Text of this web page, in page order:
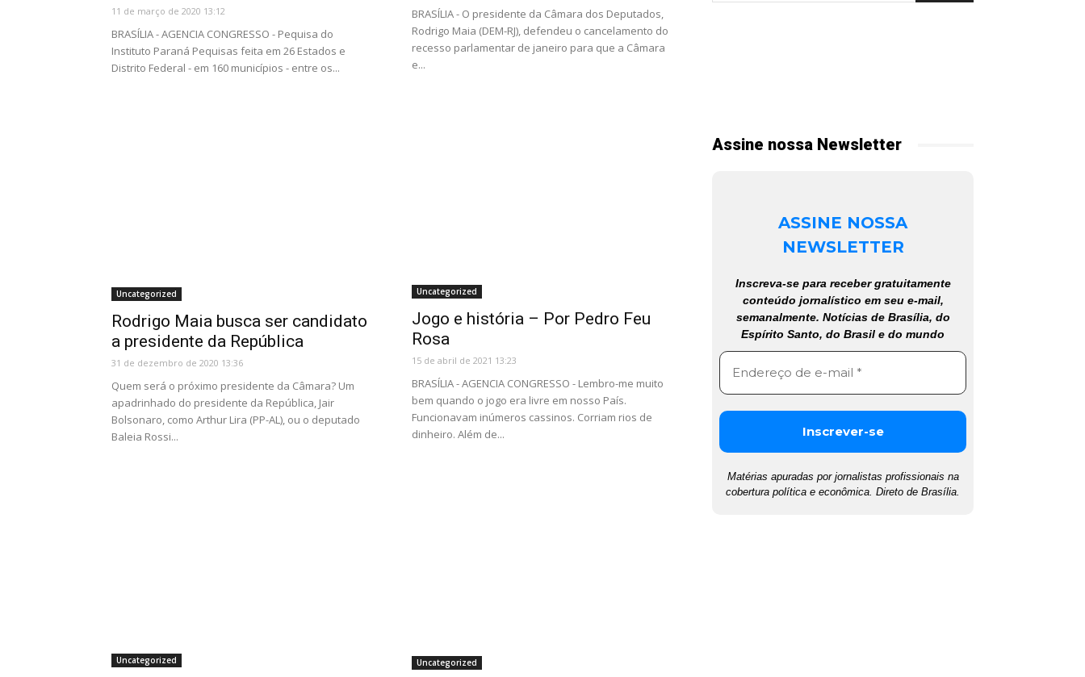
11 de março de 2020 13:12
BRASÍLIA - AGENCIA CONGRESSO - Pequisa do
Instituto Paraná Pequisas feita em 26 Estados e
Distrito Federal - em 160 municípios - entre os...
BRASÍLIA - O presidente da Câmara dos Deputados,
Rodrigo Maia (DEM-RJ), defendeu o cancelamento do
recesso parlamentar de janeiro para que a Câmara
e...
Uncategorized
Rodrigo Maia busca ser candidato
a presidente da República
31 de dezembro de 2020 13:36
Quem será o próximo presidente da Câmara? Um
apadrinhado do presidente da República, Jair
Bolsonaro, como Arthur Lira (PP-AL), ou o deputado
Baleia Rossi...
Uncategorized
Jogo e história – Por Pedro Feu
Rosa
15 de abril de 2021 13:23
BRASÍLIA - AGENCIA CONGRESSO - Lembro-me muito
bem quando o jogo era livre em nosso País.
Funcionavam inúmeros cassinos. Corriam rios de
dinheiro. Além de...
Uncategorized Uncategorized
Assine nossa Newsletter
ASSINE NOSSA
NEWSLETTER
Inscreva-se para receber gratuitamente
conteúdo jornalístico em seu e-mail,
semanalmente. Notícias de Brasília, do
Espírito Santo, do Brasil e do mundo
Matérias apuradas por jornalistas profissionais na
cobertura política e econômica. Direto de Brasília.